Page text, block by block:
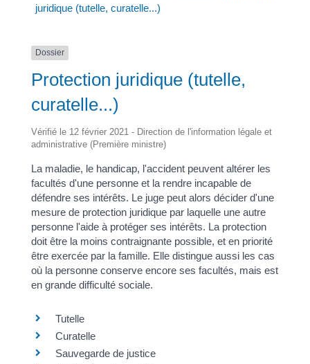
juridique (tutelle, curatelle...)
Dossier
Protection juridique (tutelle,
curatelle...)
Vérifié le 12 février 2021 - Direction de l'information légale et
administrative (Première ministre)
La maladie, le handicap, l'accident peuvent altérer les
facultés d'une personne et la rendre incapable de
défendre ses intérêts. Le juge peut alors décider d'une
mesure de protection juridique par laquelle une autre
personne l'aide à protéger ses intérêts. La protection
doit être la moins contraignante possible, et en priorité
être exercée par la famille. Elle distingue aussi les cas
où la personne conserve encore ses facultés, mais est
en grande difficulté sociale.
Tutelle
Curatelle
Sauvegarde de justice